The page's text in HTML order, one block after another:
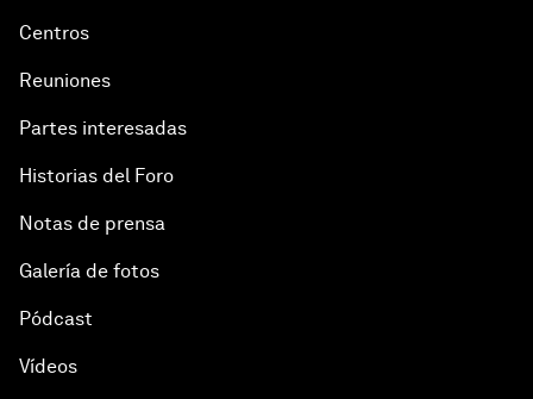
Centros
Reuniones
Partes interesadas
Historias del Foro
Notas de prensa
Galería de fotos
Pódcast
Vídeos